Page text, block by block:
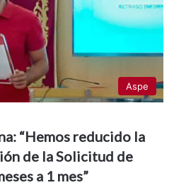
Aspe
“Hemos reducido la
de la Solicitud de
a 1 mes”